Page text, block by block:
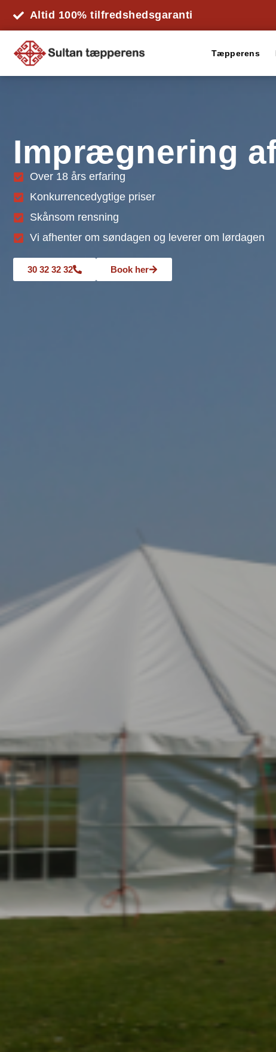
Altid 100% tilfredshedsgaranti
Tæpperens
Imprægnering
Over 18 års erfaring
Konkurrencedygtige priser
Skånsom rensning
Vi afhenter om søndagen og leverer om lørdagen
30 32 32 32 Book her